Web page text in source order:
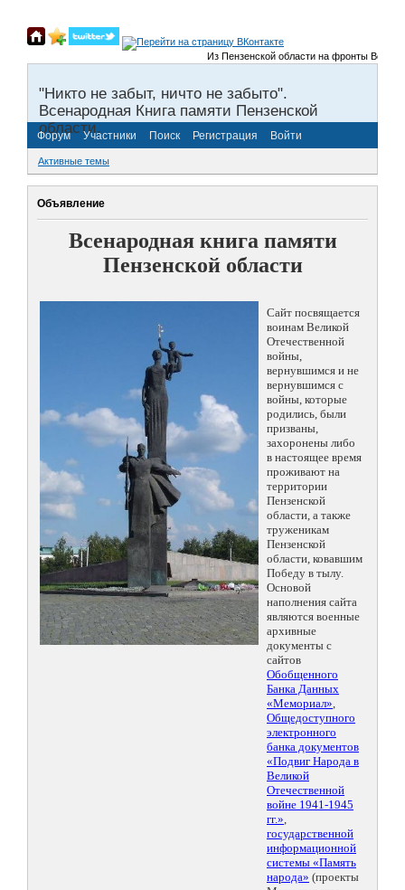
Из Пензенской области на фронты Великой
"Никто не забыт, ничто не забыто".
Всенародная Книга памяти Пензенской
области.
Форум Участники Поиск Регистрация Войти
Активные темы
Объявление
Всенародная книга памяти
Пензенской области
Сайт посвящается
воинам Великой
Отечественной
войны,
вернувшимся и не
вернувшимся с
войны, которые
родились, были
призваны,
захоронены либо
в настоящее время
проживают на
территории
Пензенской
области, а также
труженикам
Пензенской
области, ковавшим
Победу в тылу.
Основой
наполнения сайта
являются военные
архивные
документы с
сайтов
Обобщенного
Банка Данных
«Мемориал»,
Общедоступного
электронного
банка документов
«Подвиг Народа в
Великой
Отечественной
войне 1941-1945
гг.»,
государственной
информационной
системы «Память
народа» (проекты